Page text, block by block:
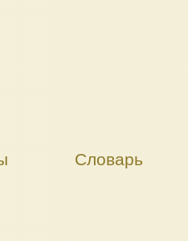
Словарь